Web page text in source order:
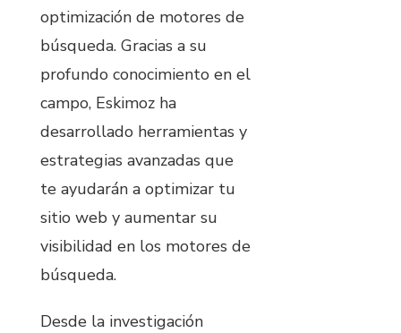
optimización de motores de
búsqueda. Gracias a su
profundo conocimiento en el
campo, Eskimoz ha
desarrollado herramientas y
estrategias avanzadas que
te ayudarán a optimizar tu
sitio web y aumentar su
visibilidad en los motores de
búsqueda.
Desde la investigación